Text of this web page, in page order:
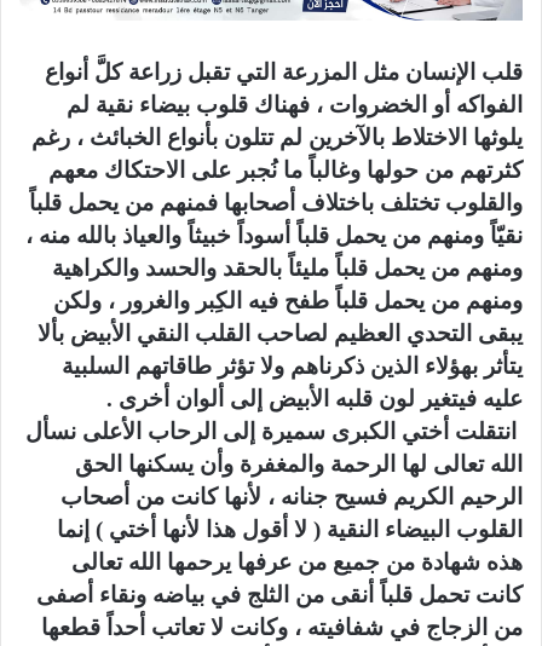
قلب الإنسان مثل المزرعة التي تقبل زراعة كلَّ أنواع
الفواكه أو الخضروات ، فهناك قلوب بيضاء نقية لم
يلوثها الاختلاط بالآخرين لم تتلون بأنواع الخبائث ، رغم
كثرتهم من حولها وغالباً ما نُجبر على الاحتكاك معهم
والقلوب تختلف باختلاف أصحابها فمنهم من يحمل قلباً
نقيّاً ومنهم من يحمل قلباً أسوداً خبيثاً والعياذ بالله منه ،
ومنهم من يحمل قلباً مليئاً بالحقد والحسد والكراهية
ومنهم من يحمل قلباً طفح فيه الكِبر والغرور ، ولكن
يبقى التحدي العظيم لصاحب القلب النقي الأبيض بألا
يتأثر بهؤلاء الذين ذكرناهم ولا تؤثر طاقاتهم السلبية
عليه فيتغير لون قلبه الأبيض إلى ألوان أخرى .
انتقلت أختي الكبرى سميرة إلى الرحاب الأعلى نسأل
الله تعالى لها الرحمة والمغفرة وأن يسكنها الحق
الرحيم الكريم فسيح جنانه ، لأنها كانت من أصحاب
القلوب البيضاء النقية ( لا أقول هذا لأنها أختي ) إنما
هذه شهادة من جميع من عرفها يرحمها الله تعالى
كانت تحمل قلباً أنقى من الثلج في بياضه ونقاء أصفى
من الزجاج في شفافيته ، وكانت لا تعاتب أحداً قطعها